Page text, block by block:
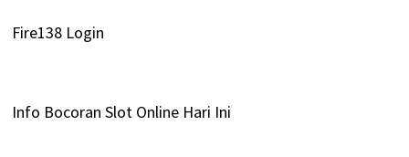
Fire138 Login
Info Bocoran Slot Online Hari Ini